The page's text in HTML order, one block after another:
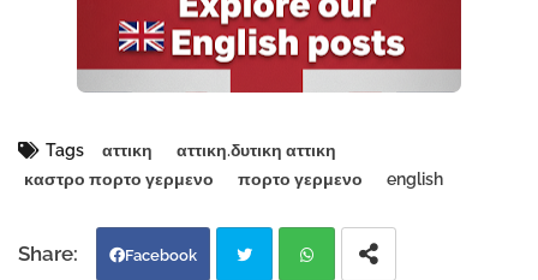
Tags αττικη
αττικη.δυτικη αττικη
καστρο πορτο γερμενο
πορτο γερμενο english
Facebook